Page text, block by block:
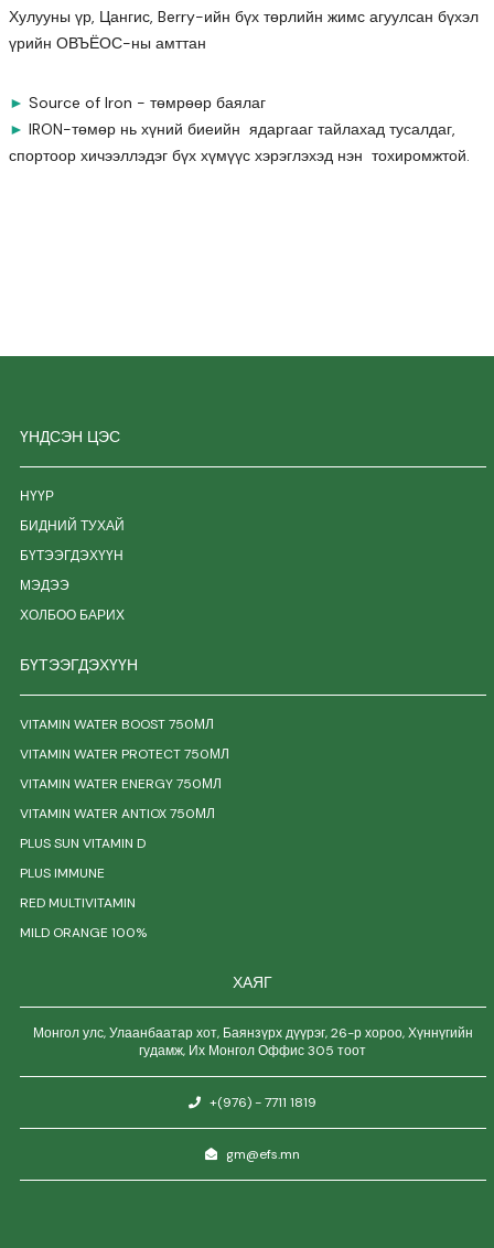
Хулууны үр, Цангис, Berry-ийн бүх төрлийн жимс агуулсан бүхэл
үрийн ОВЪЁОС-ны амттан
► Source of Iron - төмрөөр баялаг
► IRON-төмөр нь хүний биеийн ядаргааг тайлахад тусалдаг,
спортоор хичээллэдэг бүх хүмүүс хэрэглэхэд нэн тохиромжтой.
ҮНДСЭН ЦЭС
НҮҮР
БИДНИЙ ТУХАЙ
БҮТЭЭГДЭХҮҮН
МЭДЭЭ
ХОЛБОО БАРИХ
БҮТЭЭГДЭХҮҮН
VITAMIN WATER BOOST 750МЛ
VITAMIN WATER PROTECT 750МЛ
VITAMIN WATER ENERGY 750МЛ
VITAMIN WATER ANTIOX 750МЛ
PLUS SUN VITAMIN D
PLUS IMMUNE
RED MULTIVITAMIN
MILD ORANGE 100%
ХАЯГ
Монгол улс, Улаанбаатар хот, Баянзүрх дүүрэг, 26-р хороо, Хүннүгийн
гудамж, Их Монгол Оффис 305 тоот
+(976) - 7711 1819
gm@efs.mn